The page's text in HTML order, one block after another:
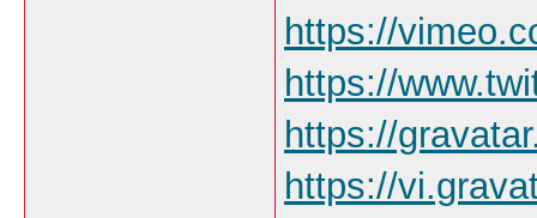
https://
https://
https://
https://